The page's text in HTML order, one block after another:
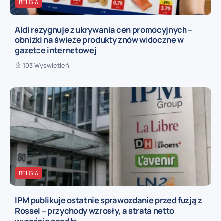
BELGIA
Aldi rezygnuje z ukrywania cen promocyjnych –
obniżki na świeże produkty znów widoczne w
gazetce internetowej
103 Wyświetleń
BELGIA
IPM publikuje ostatnie sprawozdanie przed fuzją z
Rossel – przychody wzrosły, a strata netto